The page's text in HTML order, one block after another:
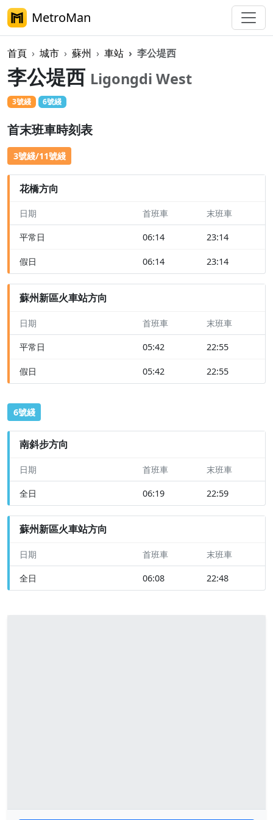
MetroMan
首頁 城市 蘇州 車站 李公堤西
李公堤西 Ligongdi West
3號綫 6號綫
首末班車時刻表
3號綫/11號綫
花橋方向
日期 首班車 末班車
平常日 06:14 23:14
假日 06:14 23:14
蘇州新區火車站方向
日期 首班車 末班車
平常日 05:42 22:55
假日 05:42 22:55
6號綫
南斜步方向
日期 首班車 末班車
全日 06:19 22:59
蘇州新區火車站方向
日期 首班車 末班車
全日 06:08 22:48